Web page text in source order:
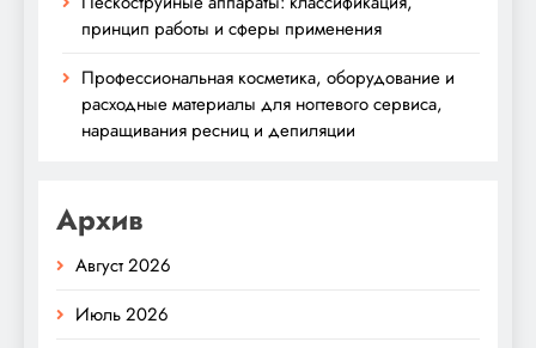
принцип работы и сферы применения
Профессиональная косметика, оборудование и
расходные материалы для ногтевого сервиса,
наращивания ресниц и депиляции
Архив
Август 2026
Июль 2026